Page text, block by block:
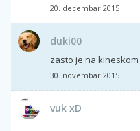
20. decembar 2015
duki00
zasto je na kineskom
30. novembar 2015
vuk xD